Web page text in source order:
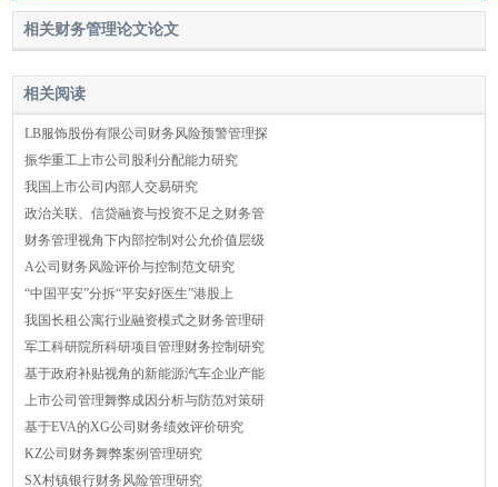
相关财务管理论文论文
相关阅读
LB服饰股份有限公司财务风险预警管理探
振华重工上市公司股利分配能力研究
我国上市公司内部人交易研究
政治关联、信贷融资与投资不足之财务管
财务管理视角下内部控制对公允价值层级
A公司财务风险评价与控制范文研究
“中国平安”分拆“平安好医生”港股上
我国长租公寓行业融资模式之财务管理研
军工科研院所科研项目管理财务控制研究
基于政府补贴视角的新能源汽车企业产能
上市公司管理舞弊成因分析与防范对策研
基于EVA的XG公司财务绩效评价研究
KZ公司财务舞弊案例管理研究
SX村镇银行财务风险管理研究